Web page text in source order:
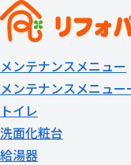
メンテナンスメニュー
メンテナンスメニュー
トイレ
洗面化粧台
給湯器